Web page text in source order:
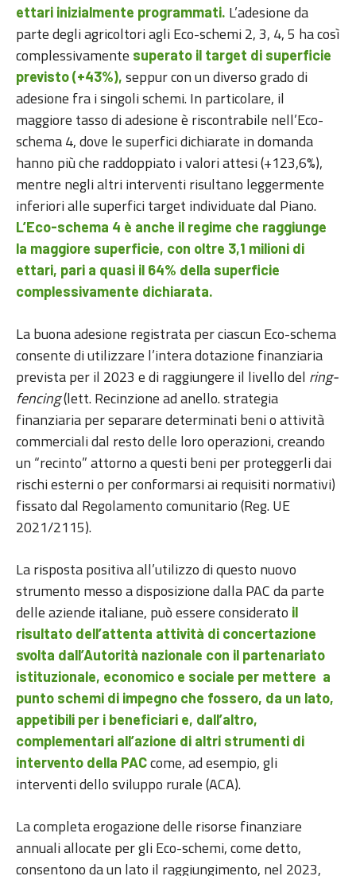
ettari inizialmente programmati. L’adesione da
parte degli agricoltori agli Eco-schemi 2, 3, 4, 5 ha così
complessivamente superato il target di superficie
previsto (+43%), seppur con un diverso grado di
adesione fra i singoli schemi. In particolare, il
maggiore tasso di adesione è riscontrabile nell’Eco-
schema 4, dove le superfici dichiarate in domanda
hanno più che raddoppiato i valori attesi (+123,6%),
mentre negli altri interventi risultano leggermente
inferiori alle superfici target individuate dal Piano.
L’Eco-schema 4 è anche il regime che raggiunge
la maggiore superficie, con oltre 3,1 milioni di
ettari, pari a quasi il 64% della superficie
complessivamente dichiarata.
La buona adesione registrata per ciascun Eco-schema
consente di utilizzare l’intera dotazione finanziaria
prevista per il 2023 e di raggiungere il livello del ring-
fencing(lett. Recinzione ad anello. strategia
finanziaria per separare determinati beni o attività
commerciali dal resto delle loro operazioni, creando
un “recinto” attorno a questi beni per proteggerli dai
rischi esterni o per conformarsi ai requisiti normativi)
fissato dal Regolamento comunitario (Reg. UE
2021/2115).
La risposta positiva all’utilizzo di questo nuovo
strumento messo a disposizione dalla PAC da parte
delle aziende italiane, può essere considerato il
risultato dell’attenta attività di concertazione
svolta dall’Autorità nazionale con il partenariato
istituzionale, economico e sociale per mettere a
punto schemi di impegno che fossero, da un lato,
appetibili per i beneficiari e, dall’altro,
complementari all’azione di altri strumenti di
intervento della PACcome, ad esempio, gli
interventi dello sviluppo rurale (ACA).
La completa erogazione delle risorse finanziare
annuali allocate per gli Eco-schemi, come detto,
consentono da un lato il raggiungimento, nel 2023,